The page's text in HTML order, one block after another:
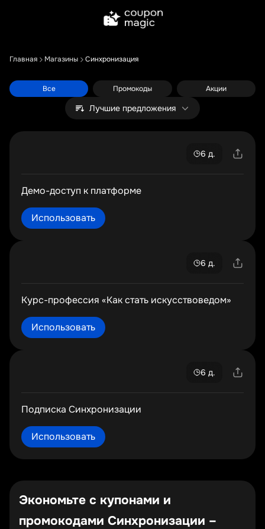
Главная Магазины Синхронизация
Все Промокоды Акции
Лучшие предложения
6 д.
Демо-доступ к платформе
Использовать
6 д.
Курс-профессия «Как стать искусствоведом»
Использовать
6 д.
Подписка Синхронизации
Использовать
Экономьте с купонами и
промокодами Синхронизации –